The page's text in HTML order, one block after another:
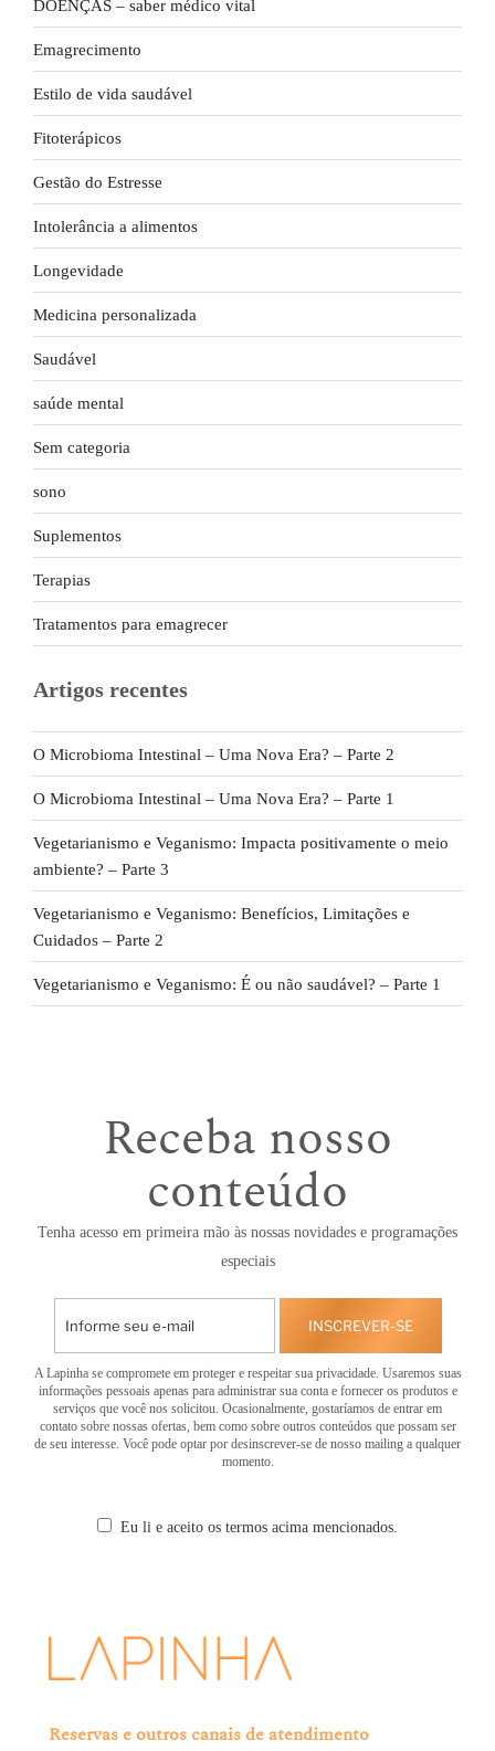
DOENÇAS – saber médico vital
Emagrecimento
Estilo de vida saudável
Fitoterápicos
Gestão do Estresse
Intolerância a alimentos
Longevidade
Medicina personalizada
Saudável
saúde mental
Sem categoria
sono
Suplementos
Terapias
Tratamentos para emagrecer
Artigos recentes
O Microbioma Intestinal – Uma Nova Era? – Parte 2
O Microbioma Intestinal – Uma Nova Era? – Parte 1
Vegetarianismo e Veganismo: Impacta positivamente o meio
ambiente? – Parte 3
Vegetarianismo e Veganismo: Benefícios, Limitações e
Cuidados – Parte 2
Vegetarianismo e Veganismo: É ou não saudável? – Parte 1
Receba nosso
conteúdo
Tenha acesso em primeira mão às nossas novidades e programações
especiais
INSCREVER-SE
A Lapinha se compromete em proteger e respeitar sua privacidade. Usaremos suas
informações pessoais apenas para administrar sua conta e fornecer os produtos e
serviços que você nos solicitou. Ocasionalmente, gostaríamos de entrar em
contato sobre nossas ofertas, bem como sobre outros conteúdos que possam ser
de seu interesse. Você pode optar por desinscrever-se de nosso mailing a qualquer
momento.
Eu li e aceito os termos acima mencionados.
Reservas e outros canais de atendimento